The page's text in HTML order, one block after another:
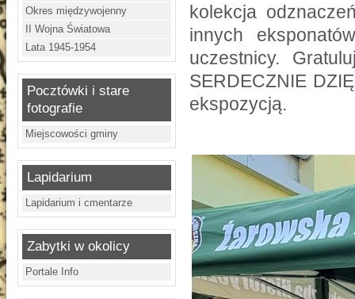
Okres międzywojenny
II Wojna Światowa
Lata 1945-1954
Pocztówki i stare
fotografie
Miejscowości gminy
Lapidarium
Lapidarium i cmentarze
Zabytki w okolicy
Portale Info
kolekcja
innych
uczestnicy.
SERDECZNIE
ekspozycją.